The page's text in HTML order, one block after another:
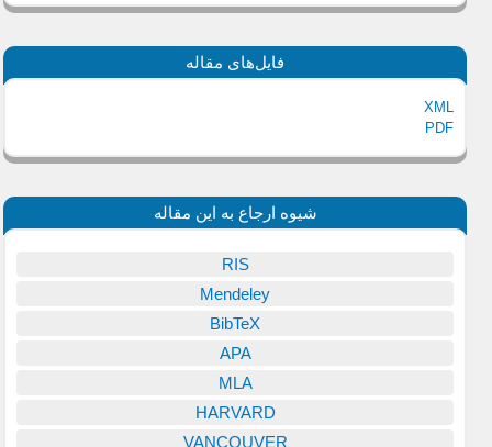
فایل‌های مقاله
XML
PDF
شیوه ارجاع به این مقاله
RIS
Mendeley
BibTeX
APA
MLA
HARVARD
VANCOUVER